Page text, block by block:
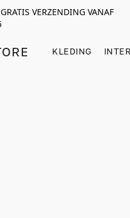
VERZENDING VANAF
KLEDING